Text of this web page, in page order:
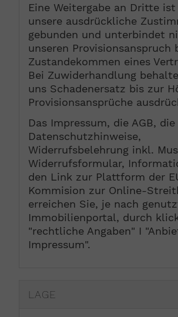
Eine Weitergabe an Dritte ist
unsere ausdrückliche
gebunden und unterbindet
unseren Provisionsanspruch
Zustandekommen eines
Bei Zuwiderhandlung
uns Schadenersatz bis zur
Provisionsansprüche
Das Impressum, die AGB, die
Datenschutzhinweise,
Widerrufsbelehrung inkl.
Widerrufsformular,
den Link zur Plattform der
Kommision zur Online-
erreichen Sie, je nach
Immobilienportal, durch
"rechtliche Angaben" I
Impressum".
LAGE